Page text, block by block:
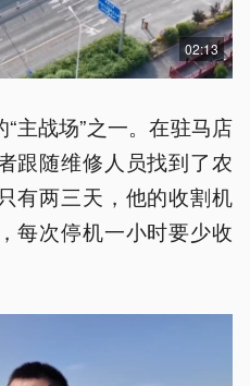
02:13
主战场”之一。在驻马店
跟随维修人员找到了农
有两三天，他的收割机
每次停机一小时要少收